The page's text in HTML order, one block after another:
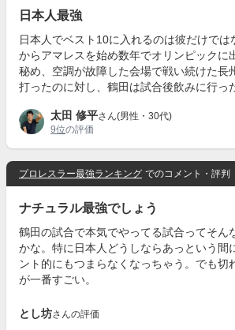
日本人最強
日本人でベスト10に入れるのは彼だけでは
からアマレスを始め数年でオリンピックに
秘め、空調が故障した会場で戦い続けた長
打ったのに対し、鶴田は試合後飲みに行っ
太田 修平さん(男性・30代)
9位の評価
プロレスラー最強ランキング でのコメント・評判
ナチュラル最強でしょう
鶴田の試合で本気でやってる試合ってそん
かな。特に日本人どうしならあっという間
ント的にもつまらなくなっちゃう。でも切
が一番すごい。
とし坊さんの評価